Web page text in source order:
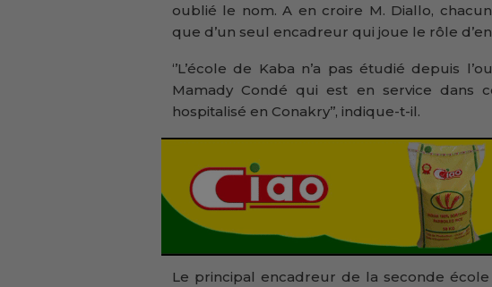
oublié le nom. A en croire M. Diallo,
que d’un seul encadreur qui joue le rôle
‘’L’école de Kaba n’a pas étudié depuis
Mamady Condé qui est en service dans
hospitalisé en Conakry’’, indique-t-il.
Le principal encadreur de la seconde